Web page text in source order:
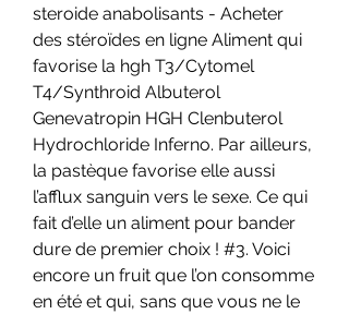
steroide anabolisants - Acheter
des stéroïdes en ligne Aliment qui
favorise la hgh T3/Cytomel
T4/Synthroid Albuterol
Genevatropin HGH Clenbuterol
Hydrochloride Inferno. Par ailleurs,
la pastèque favorise elle aussi
l’afflux sanguin vers le sexe. Ce qui
fait d’elle un aliment pour bander
dure de premier choix ! #3. Voici
encore un fruit que l’on consomme
en été et qui, sans que vous ne le